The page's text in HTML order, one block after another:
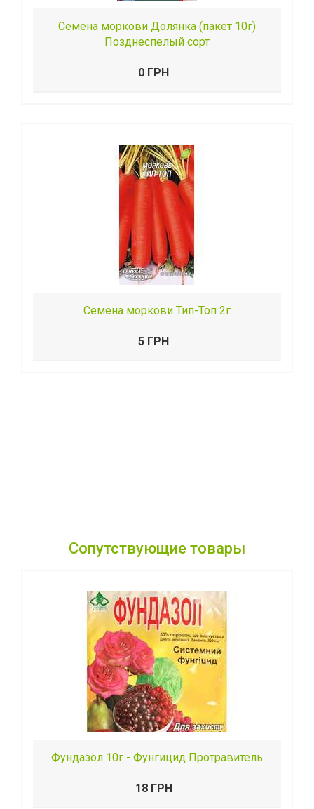
Семена моркови Долянка (пакет 10г)
Позднеспелый сорт
0 ГРН
Семена моркови Тип-Топ 2г
5 ГРН
Сопутствующие товары
Фундазол 10г - Фунгицид Протравитель
18 ГРН